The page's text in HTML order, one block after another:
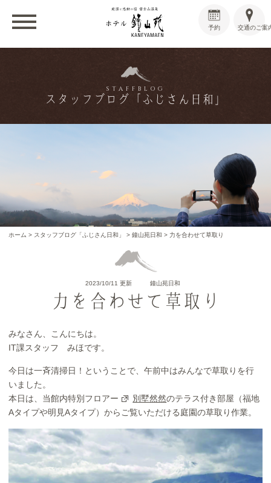
交通のご案
予約
STAFFBLOG
スタッフブログ「ふじさん日和」
ホーム > スタッフブログ「ふじさん日和」 >鐘山苑日和 > 力を合わせて草取り
2023/10/11 更新 鐘山苑日和
力を合わせて草取り
みなさん、こんにちは。
IT課スタッフ みほです。
今日は一斉清掃日！ということで、午前中はみんなで草取りを行
いました。
本日は、当館内特別フロアー
別墅然然のテラス付き部屋（福地
Aタイプや明見Aタイプ）からご覧いただける庭園の草取り作業。